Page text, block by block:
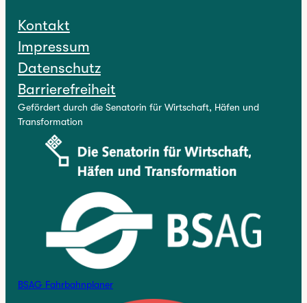
Kontakt
Impressum
Datenschutz
Barrierefreiheit
Gefördert durch die Senatorin für Wirtschaft, Häfen und
Transformation
BSAG Fahrbahnplaner